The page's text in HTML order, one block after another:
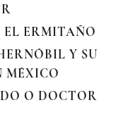
ERMITAÑO
Y SU
MÉXICO
O DOCTOR